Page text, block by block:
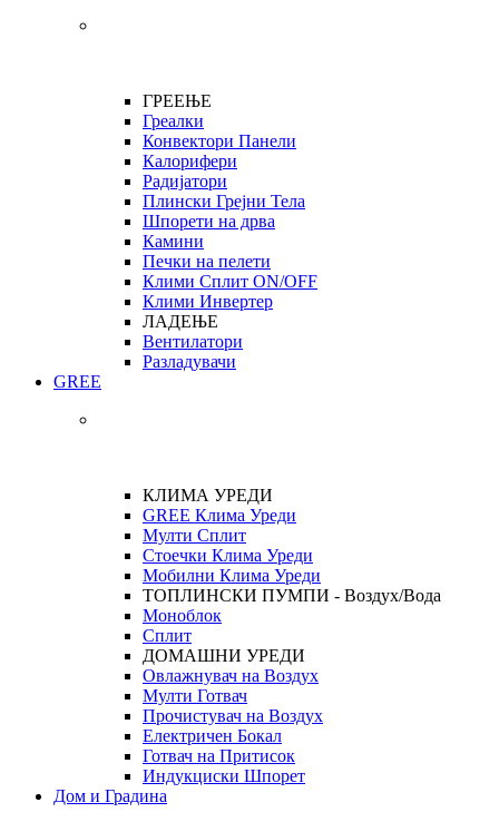
ГРЕЕЊЕ
Греалки
Конвектори Панели
Калорифери
Радијатори
Плински Грејни Тела
Шпорети на дрва
Камини
Печки на пелети
Клими Сплит ON/OFF
Клими Инвертер
ЛАДЕЊЕ
Вентилатори
Разладувачи
GREE
КЛИМА УРЕДИ
GREE Клима Уреди
Мулти Сплит
Стоечки Клима Уреди
Мобилни Клима Уреди
ТОПЛИНСКИ ПУМПИ - Воздух/Вода
Моноблок
Сплит
ДОМАШНИ УРЕДИ
Овлажнувач на Воздух
Мулти Готвач
Прочистувач на Воздух
Електричен Бокал
Готвач на Притисок
Индукциски Шпорет
Дом и Градина